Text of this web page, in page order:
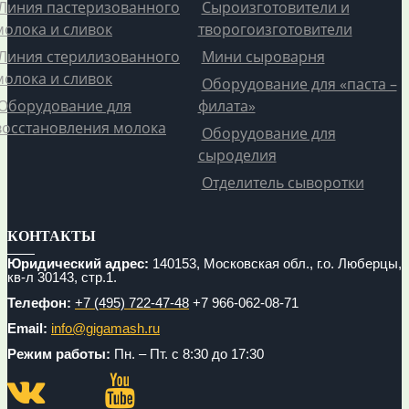
пастеризованного
и сливок
стерилизованного
и сливок
для
молока
Сыроизготовители и
творогоизготовители
Мини сыроварня
Оборудование для «паста –
филата»
Оборудование для
сыроделия
Отделитель сыворотки
КОНТАКТЫ
Юридический адрес: 140153, Московская обл., г.о. Люберцы,
кв-л 30143, стр.1.
Телефон: +7 (495) 722-47-48 +7 966-062-08-71
Email: info@gigamash.ru
Режим работы: Пн. – Пт. с 8:30 до 17:30